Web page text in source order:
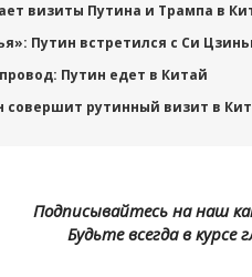
визиты Путина и Трампа в
Путин встретился с Си
Путин едет в Китай
совершит рутинный визит в
Подписывайтесь на наш
Будьте всегда в курсе